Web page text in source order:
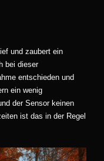
und zaubert ein
bei dieser
entschieden und
ein wenig
der Sensor keinen
ist das in der Regel